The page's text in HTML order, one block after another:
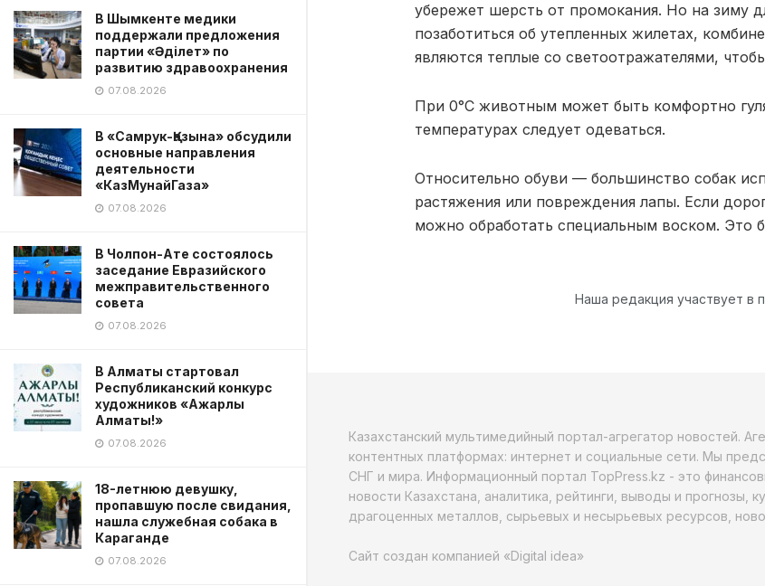
В Шымкенте медики
поддержали предложения
партии «Әділет» по
развитию здравоохранения
07.08.2026
В «Самрук-Қазына» обсудили
основные направления
деятельности
«КазМунайГаза»
07.08.2026
В Чолпон-Ате состоялось
заседание Евразийского
межправительственного
совета
07.08.2026
В Алматы стартовал
Республиканский конкурс
художников «Ажарлы
Алматы!»
07.08.2026
18-летнюю девушку,
пропавшую после свидания,
нашла служебная собака в
Караганде
07.08.2026
убережет шерсть от промокания. Но на зиму
позаботиться об утепленных жилетах,
являются теплые со светоотражателями,
При 0°C животным может быть комфортно
температурах следует одеваться.
Относительно обуви — большинство собак
растяжения или повреждения лапы. Если
можно обработать специальным воском. Это
Наша редакция участвует в
Казахстанский мультимедийный портал-агрегатор новостей.
контентных платформах: интернет и социальные сети. Мы
СНГ и мира. Информационный портал TopPress.kz - это
новости Казахстана, аналитика, рейтинги, выводы и прогнозы,
драгоценных металлов, сырьевых и несырьевых ресурсов,
Сайт создан компанией «Digital idea»